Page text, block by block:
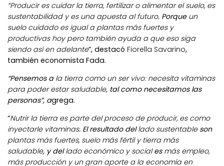
“Producir es cuidar la tierra, fertilizar o alimentar el suelo, es
sustentabilidad y es una apuesta al futuro. Porque un
suelo cuidado es igual a plantas más fuertes y
productivas hoy pero también ayuda a que eso siga
siendo así en adelante”, destacó Fiorella Savarino,
también economista Fada.
“Pensemos ala tierra como un ser vivo: necesita vitaminas
para poder estar saludable, tal como necesitamos las
personas”, agrega.
“Nutrir la tierra es parte del proceso de producir, es como
inyectarle vitaminas. El resultado dellado sustentableson
plantas más fuertes, suelo más fértil y tierra más
saludable, y dellado económico y sociales más empleo,
más producción y un gran aporte a la economía en